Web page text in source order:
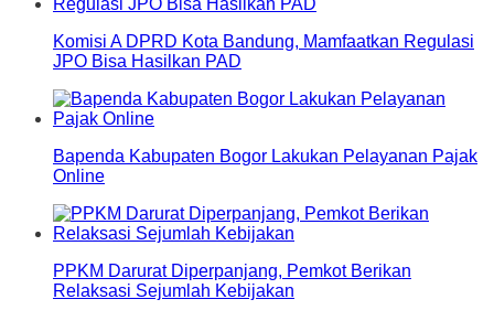
Komisi A DPRD Kota Bandung, Mamfaatkan Regulasi
JPO Bisa Hasilkan PAD
Bapenda Kabupaten Bogor Lakukan Pelayanan Pajak
Online
PPKM Darurat Diperpanjang, Pemkot Berikan
Relaksasi Sejumlah Kebijakan